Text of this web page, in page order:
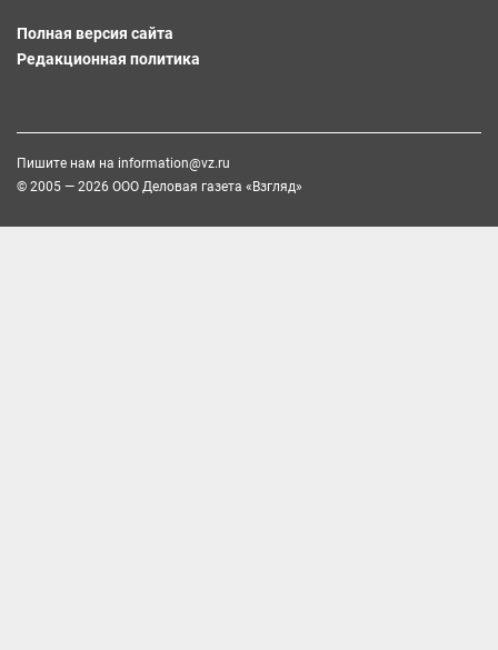
Полная версия сайта
Редакционная политика
Пишите нам на information@vz.ru
© 2005 — 2026 ООО Деловая газета «Взгляд»